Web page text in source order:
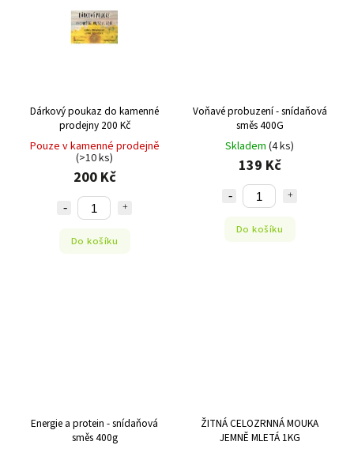
Dárkový poukaz do kamenné
prodejny 200 Kč
Pouze v kamenné prodejně
(>10 ks)
200 Kč
Do košíku
Voňavé probuzení - snídaňová
směs 400G
Skladem (4 ks)
139 Kč
Do košíku
Energie a protein - snídaňová
směs 400g
ŽITNÁ CELOZRNNÁ MOUKA
JEMNĚ MLETÁ 1KG